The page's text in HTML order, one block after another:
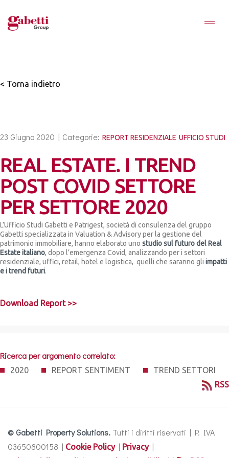
< Torna indietro
23 Giugno 2020 | Categorie: REPORT RESIDENZIALE UFFICIO STUDI
REAL ESTATE. I TREND
POST COVID SETTORE
PER SETTORE 2020
L’Ufficio Studi Gabetti e Patrigest, società di consulenza del gruppo
Gabetti specializzata in Valuation & Advisory per la gestione del
patrimonio immobiliare, hanno elaborato uno studio sul futuro del Real
Estate italiano, dopo l’emergenza Covid, analizzando per i settori
residenziale, uffici, retail, hotel e logistica, quelli che saranno gli impatti
e i trend futuri.
Download Report >>
Ricerca per argomento correlato:
2020 REPORT SENTIMENT
TREND SETTORI
RSS
© Gabetti Property Solutions. Tutti i diritti riservati | P. IVA
03650800158 | Cookie Policy| Privacy|